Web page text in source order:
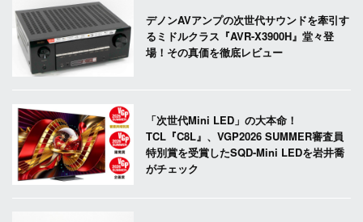
デノンAVアンプの次世代サウンドを牽引す
るミドルクラス『AVR-X3900H』堂々登
場！その真価を徹底レビュー
「次世代Mini LED」の大本命！
TCL『C8L』、VGP2026 SUMMER審査員
特別賞を受賞したSQD-Mini LEDを岩井喬
がチェック